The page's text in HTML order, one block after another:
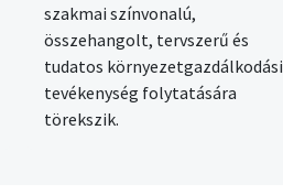
szakmai színvonalú,
összehangolt, tervszerű és
tudatos környezetgazdálkodási
tevékenység folytatására
törekszik.